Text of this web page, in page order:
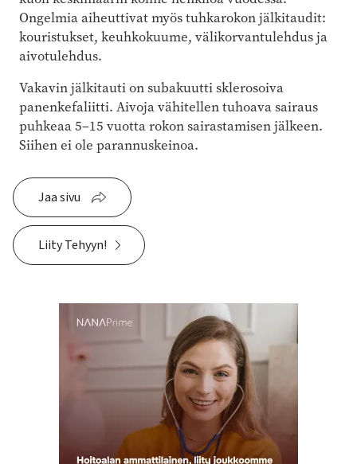
Ongelmia aiheuttivat myös tuhkarokon jälkitaudit:
kouristukset, keuhkokuume, välikorvantulehdus ja
aivotulehdus.
Vakavin jälkitauti on subakuutti sklerosoiva
panenkefaliitti. Aivoja vähitellen tuhoava sairaus
puhkeaa 5–15 vuotta rokon sairastamisen jälkeen.
Siihen ei ole parannuskeinoa.
Jaa sivu
Liity Tehyyn!